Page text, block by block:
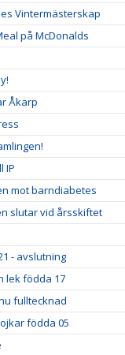
Vintermästerskap
på McDonalds
Åkarp
IP
mot barndiabetes
slutar vid årsskiftet
- avslutning
lek födda 17
fulltecknad
födda 05